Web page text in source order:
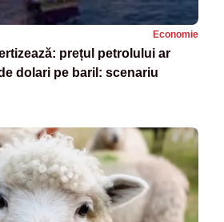
Economie
prețul petrolului ar
dolari pe baril: scenariu